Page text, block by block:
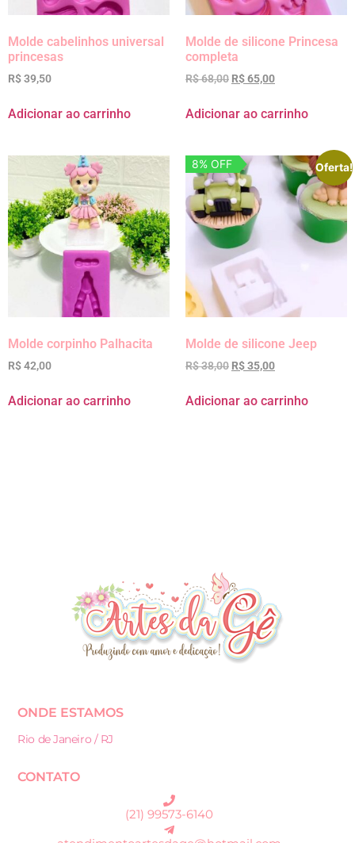
Molde cabelinhos universal
princesas
R$39,50
Adicionar ao carrinho
Molde de silicone Princesa
completa
R$68,00 R$65,00
Adicionar ao carrinho
Molde corpinho Palhacita
R$42,00
Adicionar ao carrinho
Oferta!
8% OFF
Molde de silicone Jeep
R$38,00 R$35,00
Adicionar ao carrinho
ONDE ESTAMOS
Rio de Janeiro / RJ
CONTATO
(21) 99573-6140